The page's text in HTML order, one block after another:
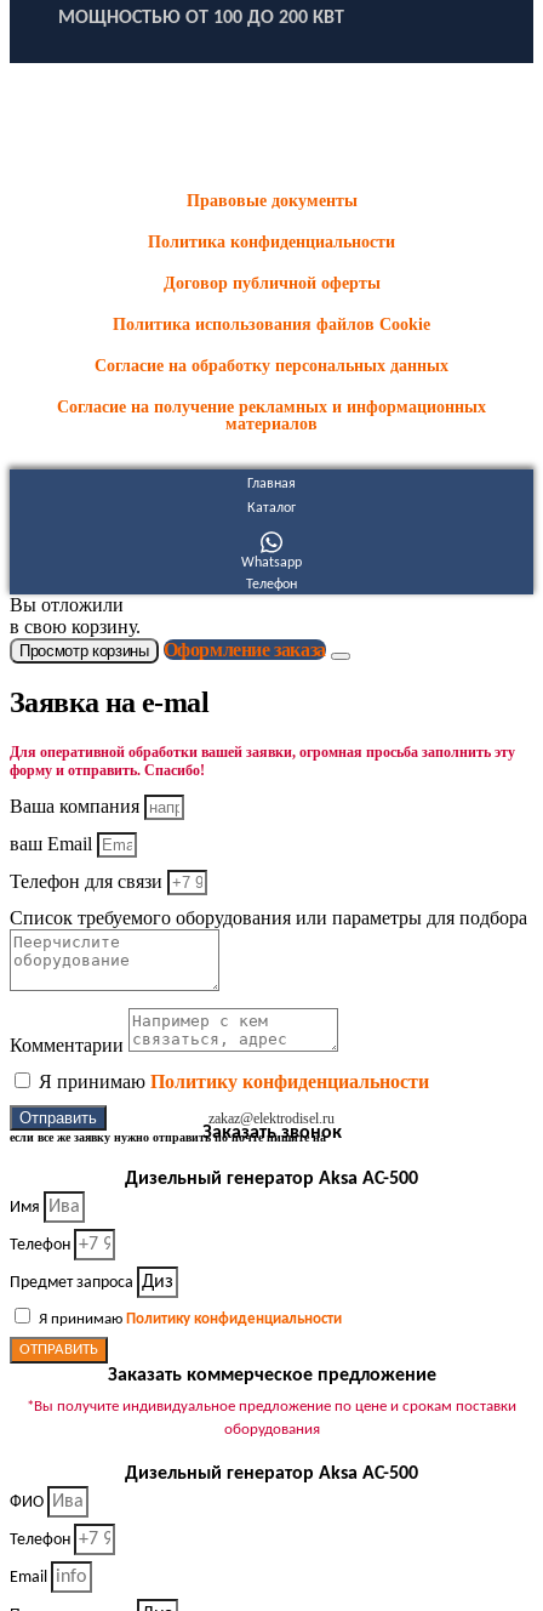
МОЩНОСТЬЮ ОТ 100 ДО 200 КВТ
Правовые документы
Политика конфиденциальности
Договор публичной оферты
Политика использования файлов Cookie
Согласие на обработку персональных данных
Согласие на получение рекламных и информационных
материалов
Главная
Каталог
Whatsapp
Телефон
Вы отложили
в свою корзину.
Просмотр корзины Оформление заказа
Заявка на e-mal
Для оперативной обработки вашей заявки, огромная просьба заполнить эту
форму и отправить. Спасибо!
Ваша компания
ваш Email
Телефон для связи
Список требуемого оборудования или параметры для подбора
Комментарии
Я принимаю Политику конфиденциальности
Отправить
если все же заявку нужно отправить по почте пишите на
zakaz@elektrodisel.ru
Заказать звонок
Дизельный генератор Aksa AC-500
Имя
Телефон
Предмет запроса
Я принимаю Политику конфиденциальности
ОТПРАВИТЬ
Заказать коммерческое предложение
*Вы получите индивидуальное предложение по цене и срокам поставки
оборудования
Дизельный генератор Aksa AC-500
ФИО
Телефон
Email